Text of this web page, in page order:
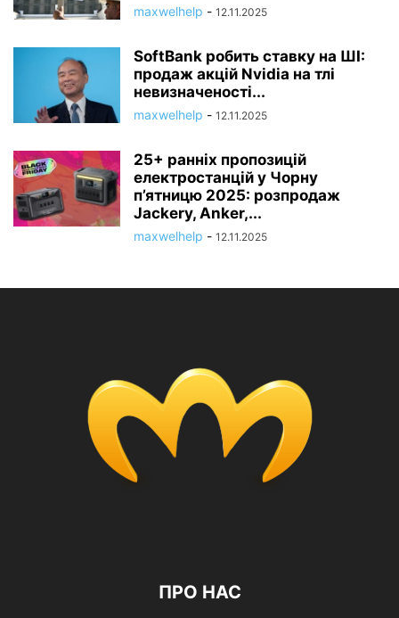
maxwelhelp - 12.11.2025
SoftBank робить ставку на ШІ:
продаж акцій Nvidia на тлі
невизначеності...
maxwelhelp - 12.11.2025
25+ ранніх пропозицій
електростанцій у Чорну
п’ятницю 2025: розпродаж
Jackery, Anker,...
maxwelhelp - 12.11.2025
ПРО НАС